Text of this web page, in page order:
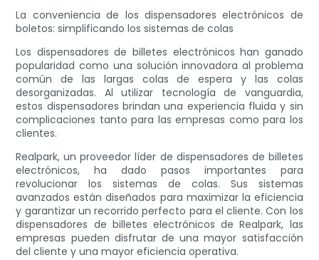
La conveniencia de los dispensadores electrónicos de
boletos: simplificando los sistemas de colas
Los dispensadores de billetes electrónicos han ganado
popularidad como una solución innovadora al problema
común de las largas colas de espera y las colas
desorganizadas. Al utilizar tecnología de vanguardia,
estos dispensadores brindan una experiencia fluida y sin
complicaciones tanto para las empresas como para los
clientes.
Realpark, un proveedor líder de dispensadores de billetes
electrónicos, ha dado pasos importantes para
revolucionar los sistemas de colas. Sus sistemas
avanzados están diseñados para maximizar la eficiencia
y garantizar un recorrido perfecto para el cliente. Con los
dispensadores de billetes electrónicos de Realpark, las
empresas pueden disfrutar de una mayor satisfacción
del cliente y una mayor eficiencia operativa.